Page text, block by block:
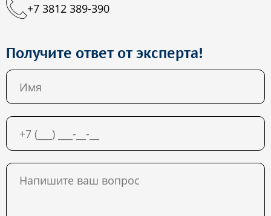
+7 3812 389-390
Получите ответ от эксперта!